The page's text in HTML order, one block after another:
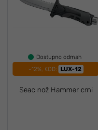
Dostupno odmah
-12%, KOD:
LUX-12
Seac nož Hammer crni